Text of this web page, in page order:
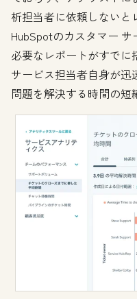
析担当者に依頼しないと
HubSpotのカスタマー
必要なレポートがすで
サービス担当者自身が
問題を解決する時間の短